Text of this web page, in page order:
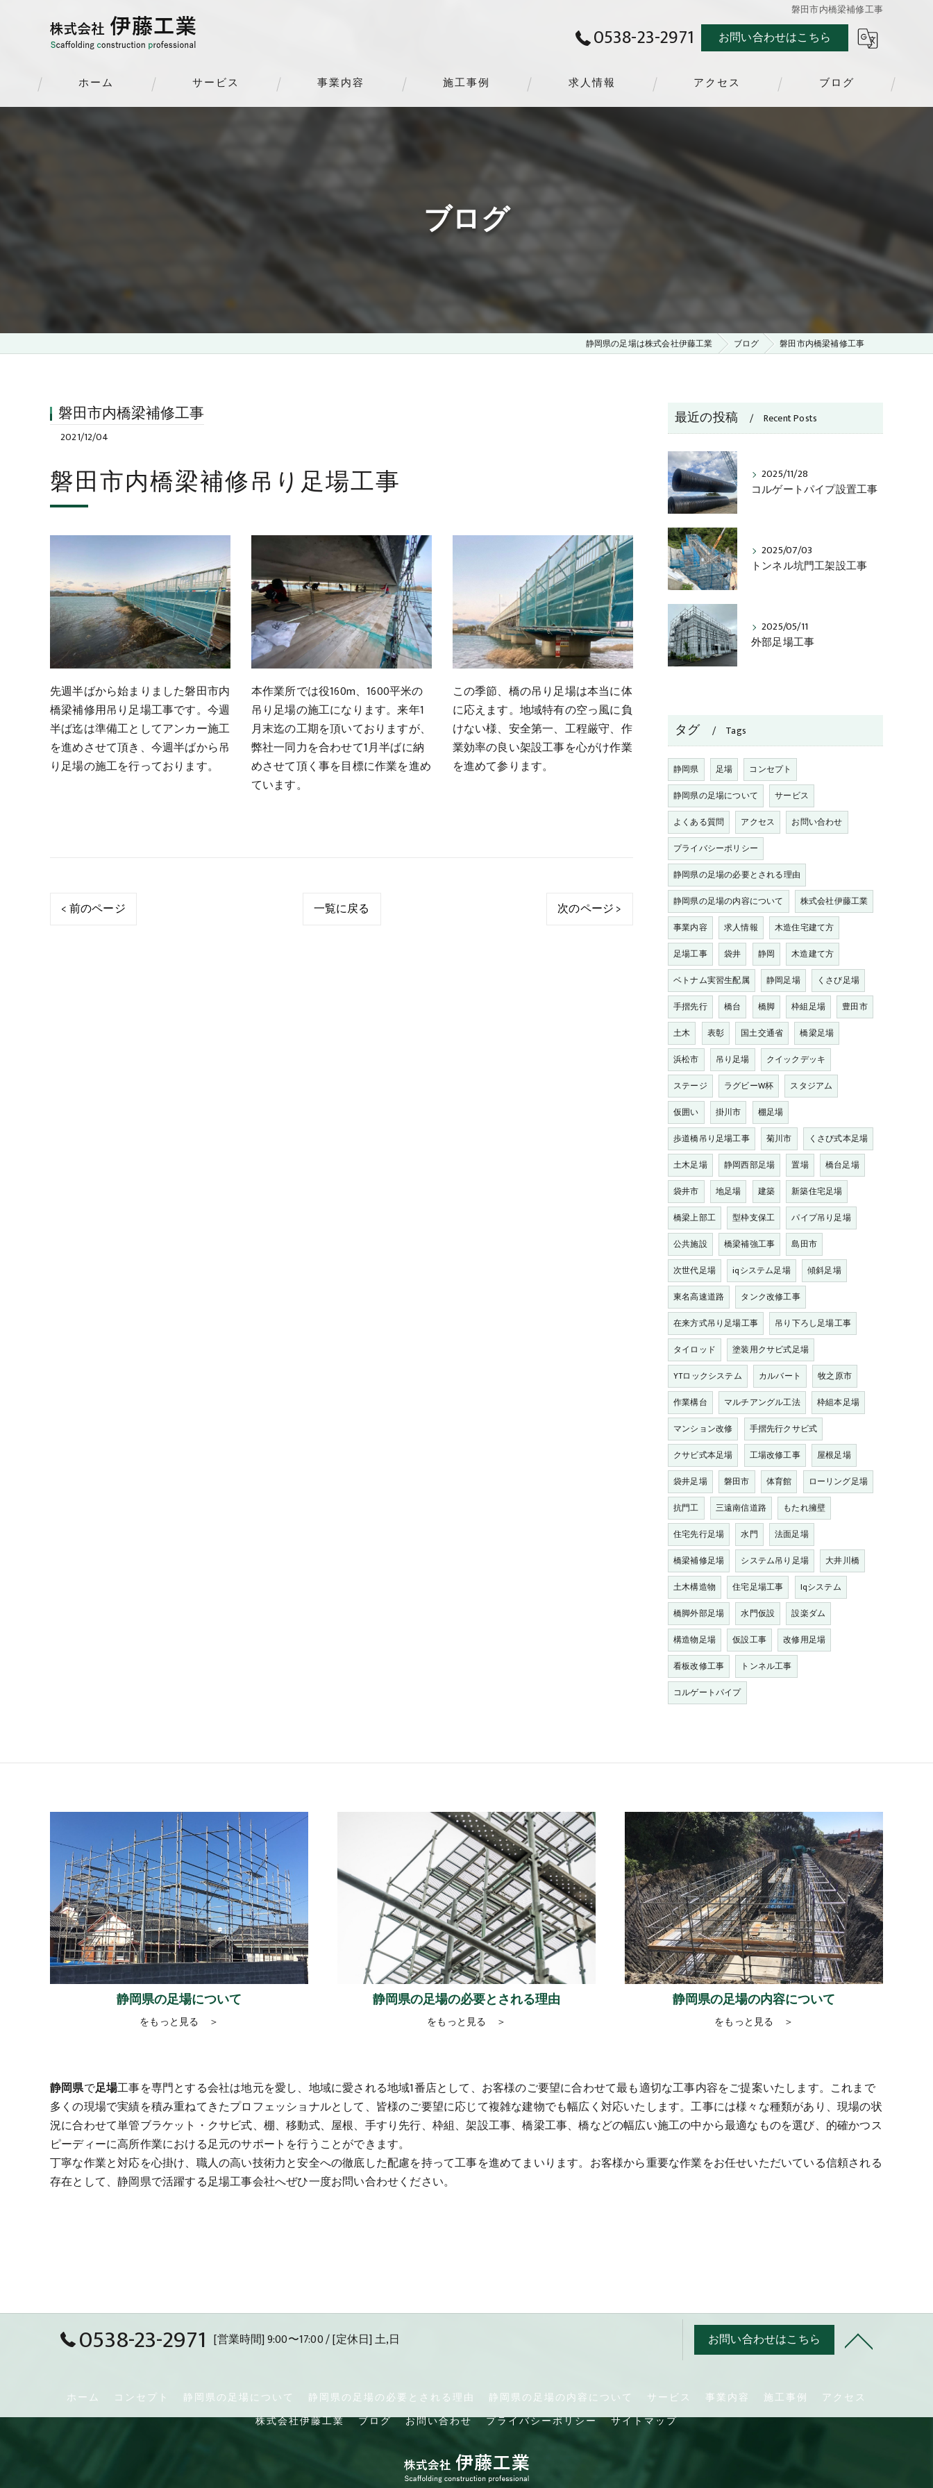
磐田市内橋梁補修工事
0538-23-2971 お問い合わせはこちら
ホーム サービス 事業内容 施工事例 求人情報 アクセス ブログ
ブログ
静岡県の足場は株式会社伊藤工業 ブログ 磐田市内橋梁補修工事
磐田市内橋梁補修工事
2021/12/04
磐田市内橋梁補修吊り足場工事
先週半ばから始まりました磐田市内
橋梁補修用吊り足場工事です。今週
半ば迄は準備工としてアンカー施工
を進めさせて頂き、今週半ばから吊
り足場の施工を行っております。
本作業所では役160m、1600平米の
吊り足場の施工になります。来年1
月末迄の工期を頂いておりますが、
弊社一同力を合わせて1月半ばに納
めさせて頂く事を目標に作業を進め
ています。
この季節、橋の吊り足場は本当に体
に応えます。地域特有の空っ風に負
けない様、安全第一、工程厳守、作
業効率の良い架設工事を心がけ作業
を進めて参ります。
< 前のページ 一覧に戻る 次のページ >
最近の投稿 Recent Posts
2025/11/28
コルゲートパイプ設置工事
2025/07/03
トンネル坑門工架設工事
2025/05/11
外部足場工事
タグ Tags
静岡県 足場
コンセプト
静岡県の足場について
サービス
よくある質問
アクセス
お問い合わせ
プライバシーポリシー
静岡県の足場の必要とされる理由
静岡県の足場の内容について
株式会社伊藤工業
事業内容
求人情報
木造住宅建て方
足場工事
袋井 静岡
木造建て方
ベトナム実習生配属
静岡足場
くさび足場
手摺先行
橋台 橋脚 枠組足場
豊田市
土木
表彰 国土交通省
橋梁足場
浜松市
吊り足場
クイックデッキ
ステージ
ラグビーW杯
スタジアム
仮囲い
掛川市
棚足場
歩道橋吊り足場工事
菊川市
くさび式本足場
土木足場
静岡西部足場 置場
橋台足場
袋井市
地足場 建築
新築住宅足場
橋梁上部工
型枠支保工
パイプ吊り足場
公共施設
橋梁補強工事
島田市
次世代足場
iqシステム足場
傾斜足場
東名高速道路
タンク改修工事
在来方式吊り足場工事
吊り下ろし足場工事
タイロッド
塗装用クサビ式足場
YTロックシステム
カルバート
牧之原市
作業構台
マルチアングル工法
枠組本足場
マンション改修
手摺先行クサビ式
クサビ式本足場
工場改修工事
屋根足場
袋井足場
磐田市 体育館
ローリング足場
抗門工
三遠南信道路
もたれ擁壁
住宅先行足場
水門
法面足場
橋梁補修足場
システム吊り足場
大井川橋
土木構造物
住宅足場工事
Iqシステム
橋脚外部足場
水門仮設
設楽ダム
構造物足場
仮設工事
改修用足場
看板改修工事
トンネル工事
コルゲートパイプ
静岡県の足場について
をもっと見る ＞
静岡県の足場の必要とされる理由
をもっと見る ＞
静岡県の足場の内容について
をもっと見る ＞
静岡県で足場工事を専門とする会社は地元を愛し、地域に愛される地域1番店として、お客様のご要望に合わせて最も適切な工事内容をご提案いたします。これまで
多くの現場で実績を積み重ねてきたプロフェッショナルとして、皆様のご要望に応じて複雑な建物でも幅広く対応いたします。工事には様々な種類があり、現場の状
況に合わせて単管ブラケット・クサビ式、棚、移動式、屋根、手すり先行、枠組、架設工事、橋梁工事、橋などの幅広い施工の中から最適なものを選び、的確かつス
ピーディーに高所作業における足元のサポートを行うことができます。
丁寧な作業と対応を心掛け、職人の高い技術力と安全への徹底した配慮を持って工事を進めてまいります。お客様から重要な作業をお任せいただいている信頼される
存在として、静岡県で活躍する足場工事会社へぜひ一度お問い合わせください。
0538-23-2971 [営業時間] 9:00〜17:00 / [定休日] 土,日 お問い合わせはこちら
ホーム コンセプト 静岡県の足場について 静岡県の足場の必要とされる理由 静岡県の足場の内容について サービス 事業内容 施工事例
アクセス
株式会社伊藤工業
ブログ お問い合わせ プライバシーポリシー サイトマップ